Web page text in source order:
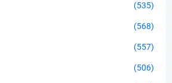
(535)
(568)
(557)
(506)